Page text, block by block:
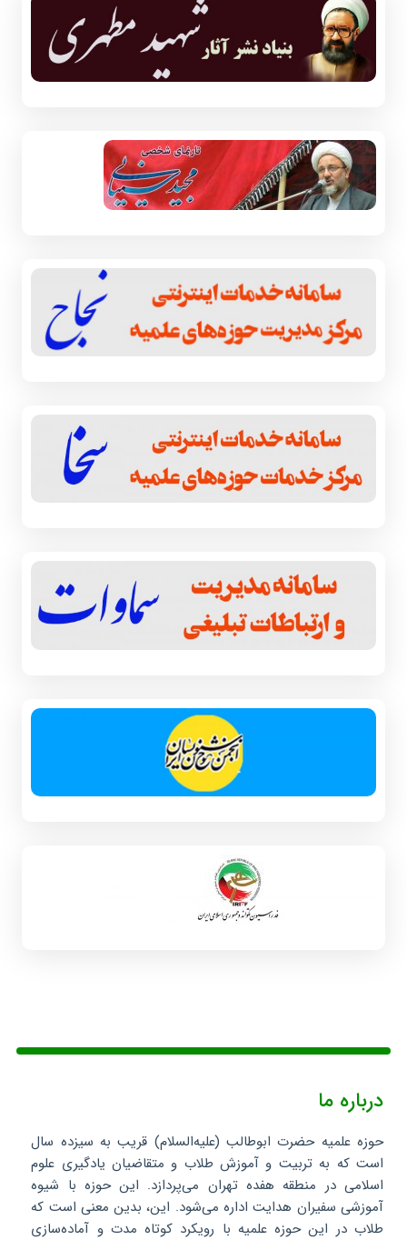
درباره ما
حوزه علمیه حضرت ابوطالب (علیه‌السلام) قریب به سیزده سال
است که به تربیت و آموزش طلاب و متقاضیان یادگیری علوم
اسلامی در منطقه هفده تهران می‌پردازد. این حوزه با شیوه
آموزشی سفیران هدایت اداره می‌شود. این، بدین معنی است که
طلاب در این حوزه علمیه با رویکرد کوتاه مدت و آماده‌سازی